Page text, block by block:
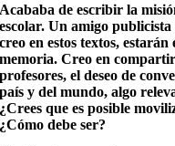
Acababa de escribir la
escolar. Un amigo
creo en estos textos,
memoria. Creo en
profesores, el deseo de
país y del mundo, algo
¿Crees que es posible
¿Cómo debe ser?